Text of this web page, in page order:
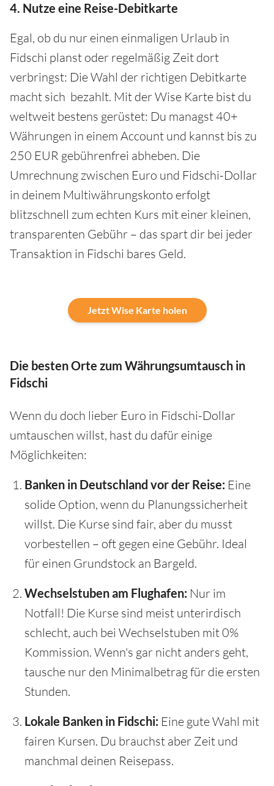
4. Nutze eine Reise-Debitkarte
Egal, ob du nur einen einmaligen Urlaub in
Fidschi planst oder regelmäßig Zeit dort
verbringst: Die Wahl der richtigen Debitkarte
macht sich bezahlt. Mit der Wise Karte bist du
weltweit bestens gerüstet: Du managst 40+
Währungen in einem Account und kannst bis zu
250 EUR gebührenfrei abheben. Die
Umrechnung zwischen Euro und Fidschi-Dollar
in deinem Multiwährungskonto erfolgt
blitzschnell zum echten Kurs mit einer kleinen,
transparenten Gebühr – das spart dir bei jeder
Transaktion in Fidschi bares Geld.
Jetzt Wise Karte holen
Die besten Orte zum Währungsumtausch in
Fidschi
Wenn du doch lieber Euro in Fidschi-Dollar
umtauschen willst, hast du dafür einige
Möglichkeiten:
Banken in Deutschland vor der Reise: Eine
solide Option, wenn du Planungssicherheit
willst. Die Kurse sind fair, aber du musst
vorbestellen – oft gegen eine Gebühr. Ideal
für einen Grundstock an Bargeld.
Wechselstuben am Flughafen: Nur im
Notfall! Die Kurse sind meist unterirdisch
schlecht, auch bei Wechselstuben mit 0%
Kommission. Wenn's gar nicht anders geht,
tausche nur den Minimalbetrag für die ersten
Stunden.
Lokale Banken in Fidschi: Eine gute Wahl mit
fairen Kursen. Du brauchst aber Zeit und
manchmal deinen Reisepass.